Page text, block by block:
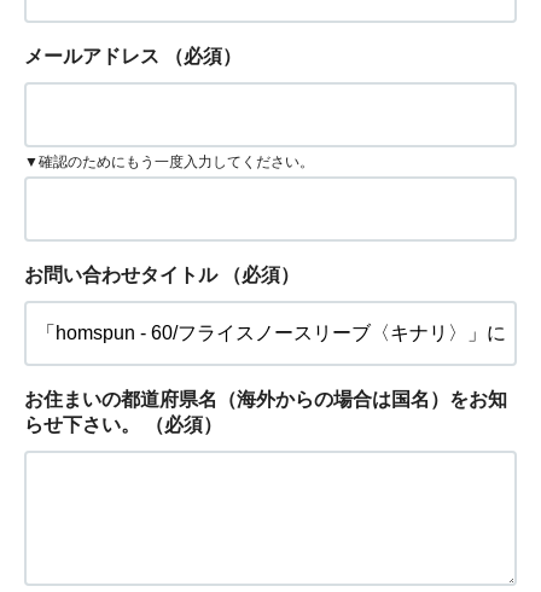
メールアドレス （必須）
▼確認のためにもう一度入力してください。
お問い合わせタイトル （必須）
お住まいの都道府県名（海外からの場合は国名）をお知
らせ下さい。
（必須）